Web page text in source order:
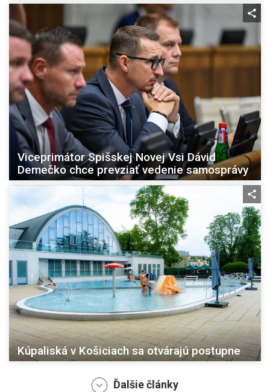
Viceprimátor Spišskej Novej Vsi Dávid
Demečko chce prevziať vedenie samosprávy
Kúpaliská v Košiciach sa otvárajú postupne
Ďalšie články